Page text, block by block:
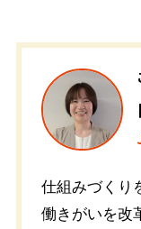
仕組みづくり
働きがいを改